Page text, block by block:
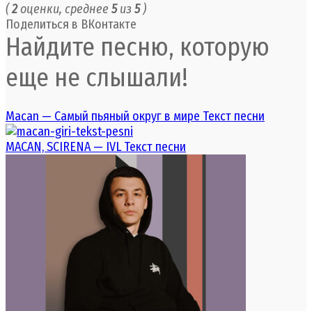
(2оценки, среднее 5из 5)
Поделиться в ВКонтакте
Найдите песню, которую
еще не слышали!
Macan — Самый пьяный округ в мире Текст песни
MACAN, SCIRENA — IVL Текст песни